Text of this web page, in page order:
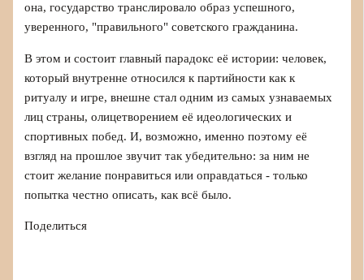
она, государство транслировало образ успешного,
уверенного, "правильного" советского гражданина.
В этом и состоит главный парадокс её истории: человек,
который внутренне относился к партийности как к
ритуалу и игре, внешне стал одним из самых узнаваемых
лиц страны, олицетворением её идеологических и
спортивных побед. И, возможно, именно поэтому её
взгляд на прошлое звучит так убедительно: за ним не
стоит желание понравиться или оправдаться - только
попытка честно описать, как всё было.
Поделиться